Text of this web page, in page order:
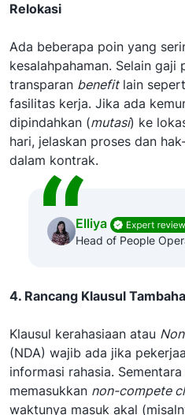
Relokasi
Ada beberapa poin yang
kesalahpahaman. Selain gaji
transparan benefitlain
fasilitas kerja. Jika ada
dipindahkan (mutasi) ke
hari, jelaskan proses dan
dalam kontrak.
Elliya
Head of People
4. Rancang Klausul
Klausul kerahasiaan atau
(NDA) wajib ada jika
informasi rahasia.
memasukkan non-compete
waktunya masuk akal